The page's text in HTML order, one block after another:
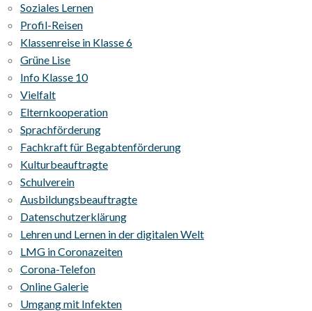
Soziales Lernen
Profil-Reisen
Klassenreise in Klasse 6
Grüne Lise
Info Klasse 10
Vielfalt
Elternkooperation
Sprachförderung
Fachkraft für Begabtenförderung
Kulturbeauftragte
Schulverein
Ausbildungsbeauftragte
Datenschutzerklärung
Lehren und Lernen in der digitalen Welt
LMG in Coronazeiten
Corona-Telefon
Online Galerie
Umgang mit Infekten